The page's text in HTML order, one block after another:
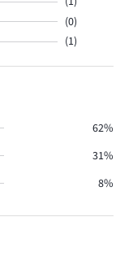
(0)
(1)
62%
31%
8%